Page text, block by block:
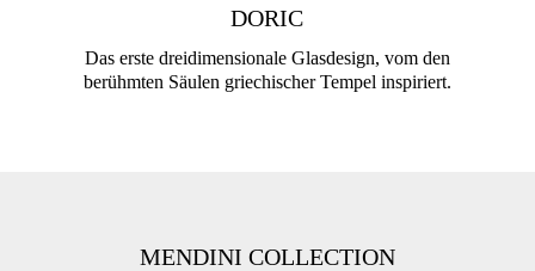
DORIC
Das erste dreidimensionale Glasdesign, vom den
berühmten Säulen griechischer Tempel inspiriert.
MENDINI COLLECTION